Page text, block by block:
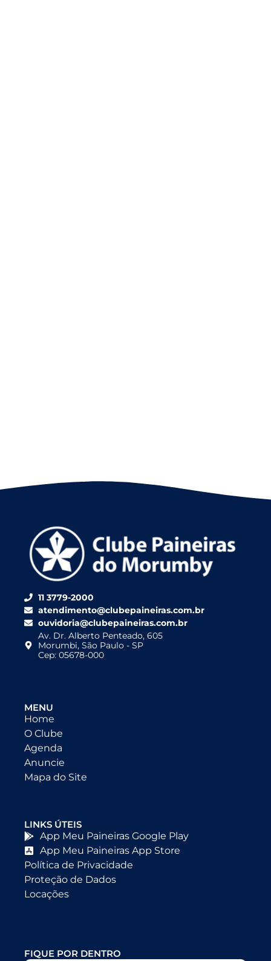
11 3779-2000
atendimento@clubepaineiras.com.br
ouvidoria@clubepaineiras.com.br
Av. Dr. Alberto Penteado, 605
Morumbi, São Paulo - SP
Cep: 05678-000
MENU
Home
O Clube
Agenda
Anuncie
Mapa do Site
LINKS ÚTEIS
App Meu Paineiras Google Play
App Meu Paineiras App Store
Política de Privacidade
Proteção de Dados
Locações
FIQUE POR DENTRO